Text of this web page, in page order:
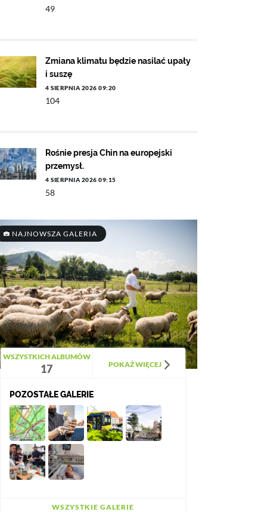
49
Zmiana klimatu będzie nasilać upały
i suszę
4 SIERPNIA 2026 09:20
104
Rośnie presja Chin na europejski
przemysł.
4 SIERPNIA 2026 09:15
58
NAJNOWSZA GALERIA
WSZYSTKICH ALBUMÓW
17 POKAŻ WIĘCEJ
POZOSTAŁE GALERIE
WSZYSTKIE GALERIE